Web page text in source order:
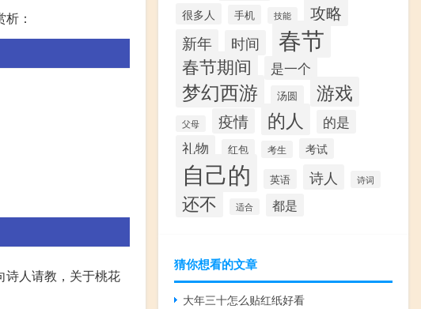
：
诗人请教，关于桃花
很多人 手机 技能 攻略
新年 时间 春节
春节期间 是一个
梦幻西游 汤圆 游戏
父母 疫情 的人 的是
礼物 红包 考生 考试
自己的 英语 诗人 诗词
还不 适合 都是
猜你想看的文章
大年三十怎么贴红纸好看